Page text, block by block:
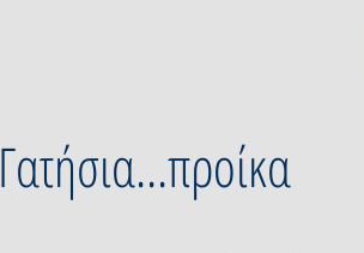
Γατήσια...προίκα